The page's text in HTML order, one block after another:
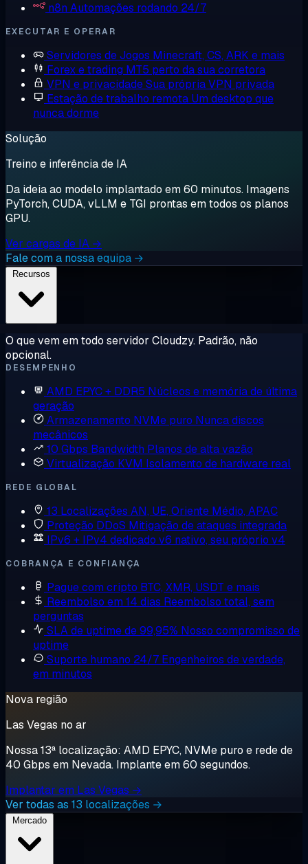
n8n Automações rodando 24/7
EXECUTAR E OPERAR
Servidores de Jogos Minecraft, CS, ARK e mais
Forex e trading MT5 perto da sua corretora
VPN e privacidadeSua própria VPN privada
Estação de trabalho remota Um desktop que
nunca dorme
Solução
Treino e inferência de IA
Da ideia ao modelo implantado em 60 minutos. Imagens
PyTorch, CUDA, vLLM e TGI prontas em todos os planos
GPU.
Ver cargas de IA →
Fale com a nossa equipa →
O que vem em todo servidor Cloudzy. Padrão, não
opcional.
DESEMPENHO
AMD EPYC + DDR5 Núcleos e memória de última
geração
Armazenamento NVMe puro Nunca discos
mecânicos
10 Gbps Bandwidth Planos de alta vazão
Virtualização KVM Isolamento de hardware real
REDE GLOBAL
13 Localizações AN, UE, Oriente Médio, APAC
Proteção DDoS Mitigação de ataques integrada
IPv6 + IPv4 dedicado v6 nativo, seu próprio v4
COBRANÇA E CONFIANÇA
Pague com cripto BTC, XMR, USDT e mais
Reembolso em 14 dias Reembolso total, sem
perguntas
SLA de uptime de 99,95% Nosso compromisso de
uptime
Suporte humano 24/7 Engenheiros de verdade,
em minutos
Nova região
Las Vegas no ar
Nossa 13ª localização: AMD EPYC, NVMe puro e rede de
40 Gbps em Nevada. Implante em 60 segundos.
Implantar em Las Vegas →
Ver todas as 13 localizações →